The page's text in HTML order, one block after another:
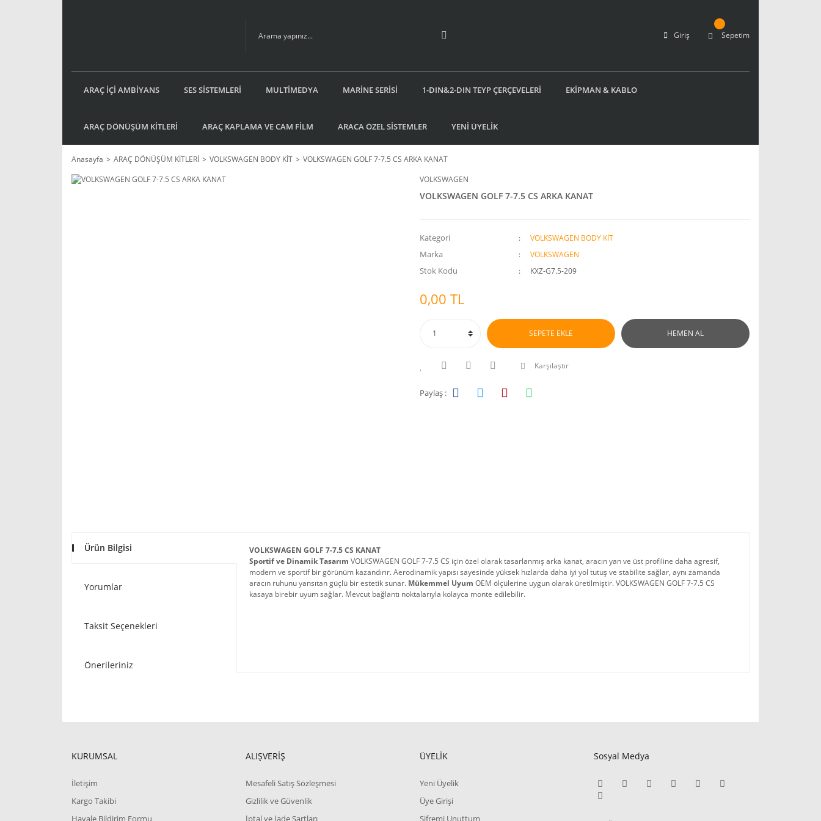
Giriş Sepetim
ARAÇ İÇİ AMBİYANS SES SİSTEMLERİ MULTİMEDYA MARİNE SERİSİ 1-DIN&2-DIN TEYP ÇERÇEVELERİ EKİPMAN & KABLO
ARAÇ DÖNÜŞÜM KİTLERİ ARAÇ KAPLAMA VE CAM FİLM ARACA ÖZEL SİSTEMLER YENİ ÜYELİK
Anasayfa ARAÇ DÖNÜŞÜM KİTLERİ VOLKSWAGEN BODY KİT
VOLKSWAGEN GOLF 7-7.5 CS ARKA KANAT
VOLKSWAGEN
VOLKSWAGEN GOLF 7-7.5 CS ARKA KANAT
Kategori VOLKSWAGEN BODY KİT
Marka VOLKSWAGEN
Stok Kodu KXZ-G7.5-209
0,00 TL
SEPETE EKLE HEMEN AL
Karşılaştır
Paylaş :
Ürün Bilgisi
Yorumlar
Taksit Seçenekleri
Önerileriniz
VOLKSWAGEN GOLF 7-7.5 CS KANAT
Sportif ve Dinamik Tasarım VOLKSWAGEN GOLF 7-7.5 CS için özel olarak tasarlanmış arka kanat, aracın yan ve üst profiline daha agresif,
modern ve sportif bir görünüm kazandırır. Aerodinamik yapısı sayesinde yüksek hızlarda daha iyi yol tutuş ve stabilite sağlar, aynı zamanda
aracın ruhunu yansıtan güçlü bir estetik sunar. Mükemmel Uyum OEM ölçülerine uygun olarak üretilmiştir. VOLKSWAGEN GOLF 7-7.5 CS
kasaya birebir uyum sağlar. Mevcut bağlantı noktalarıyla kolayca monte edilebilir.
KURUMSAL
İletişim
Kargo Takibi
Havale Bildirim Formu
ALIŞVERİŞ
Mesafeli Satış Sözleşmesi
Gizlilik ve Güvenlik
İptal ve İade Şartları
ÜYELİK
Yeni Üyelik
Üye Girişi
Şifremi Unuttum
Sosyal Medya